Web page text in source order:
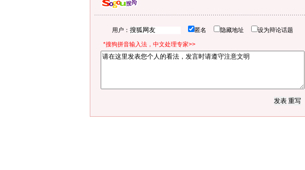
用户： 匿名 隐藏地址 设为辩论话题
*搜狗拼音输入法，中文处理专家>>